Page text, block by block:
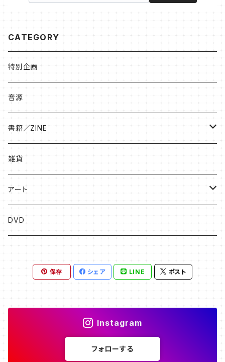
CATEGORY
特別企画
音源
書籍／ZINE
絵本
ソングブック
漫画
雑貨
アート
版画
フライヤー原画
DVD
保存 シェア LINE ポスト
Instagram
フォローする